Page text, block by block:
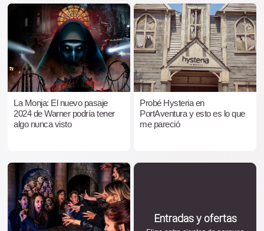
La Monja: El nuevo pasaje
2024 de Warner podría tener
algo nunca visto
Probé Hysteria en
PortAventura y esto es lo que
me pareció
Entradas y ofertas